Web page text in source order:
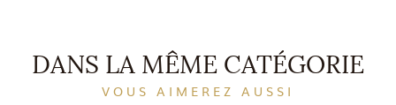
DANS LA MÊME CATÉGORIE
VOUS AIMEREZ AUSSI